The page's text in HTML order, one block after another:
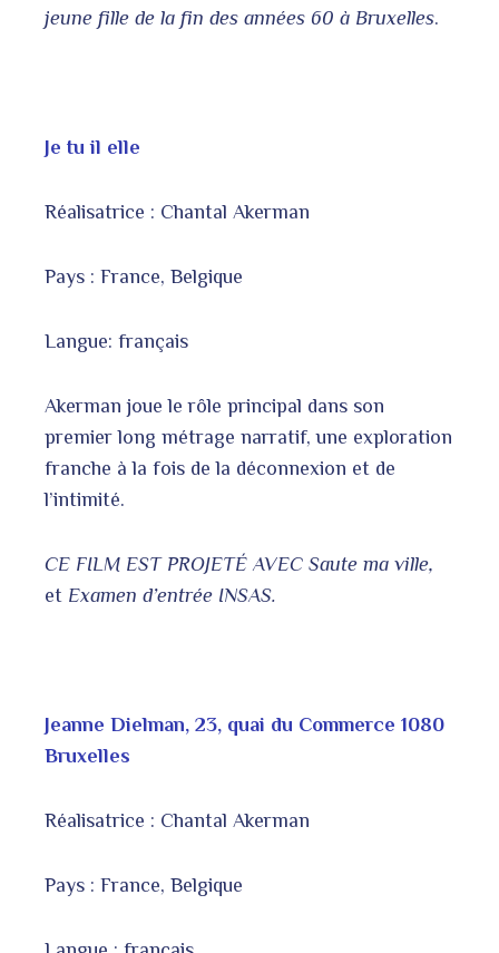
jeune fille de la fin des années 60 à Bruxelles.
Je tu il elle
Réalisatrice : Chantal Akerman
Pays : France, Belgique
Langue: français
Akerman joue le rôle principal dans son
premier long métrage narratif, une exploration
franche à la fois de la déconnexion et de
l’intimité.
CE FILM EST PROJETÉ AVEC Saute ma ville,
et Examen d’entrée INSAS.
Jeanne Dielman, 23, quai du Commerce 1080
Bruxelles
Réalisatrice : Chantal Akerman
Pays : France, Belgique